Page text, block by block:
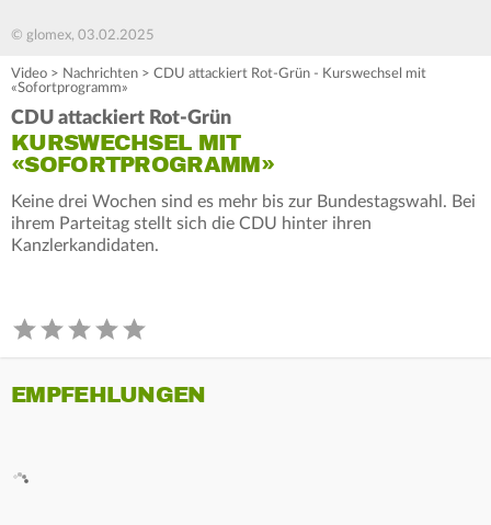
© glomex, 03.02.2025
Video > Nachrichten > CDU attackiert Rot-Grün - Kurswechsel mit
«Sofortprogramm»
CDU attackiert Rot-Grün
KURSWECHSEL MIT
«SOFORTPROGRAMM»
Keine drei Wochen sind es mehr bis zur Bundestagswahl. Bei
ihrem Parteitag stellt sich die CDU hinter ihren
Kanzlerkandidaten.
EMPFEHLUNGEN